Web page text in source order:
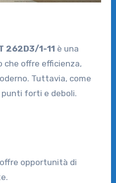
262D3/1-11 è una
che offre efficienza,
Tuttavia, come
forti e deboli.
opportunità di